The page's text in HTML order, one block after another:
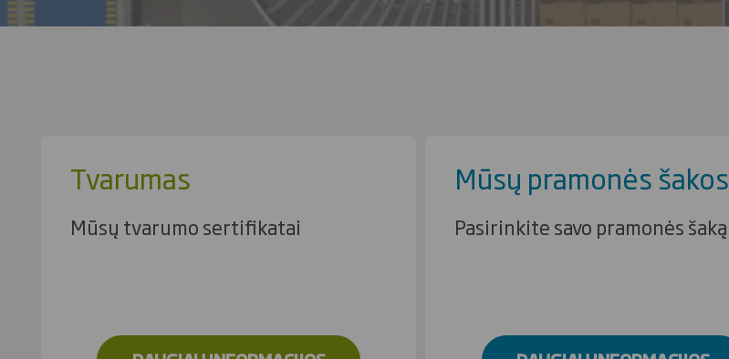
Tvarumas
Mūsų tvarumo sertifikatai
Mūsų pramonės šakos
Pasirinkite savo pramonės šaką